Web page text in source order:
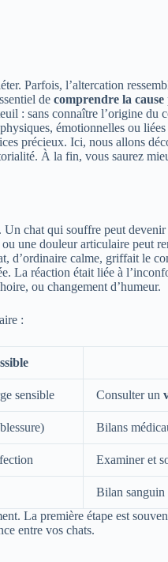
Parfois, l’altercation
de comprendre la cause
: sans connaître l’origine du
émotionnelles ou
précieux. Ici, nous allons
À la fin, vous saurez
chat qui souffre peut
ou une douleur articulaire peut
d’ordinaire calme, griffait le
La réaction était liée à
ou changement d’humeur.
:
sensible Consulter un
Bilans
Examiner et
Bilan sanguin
La première étape est
entre vos chats.